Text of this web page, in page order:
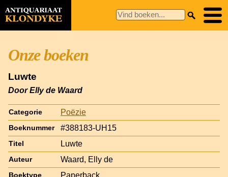
Onze boeken
Luwte
Door Elly de Waard
Categorie Poëzie
Boeknummer #388183-UH15
Titel Luwte
Auteur Waard, Elly de
Boektype Paperback